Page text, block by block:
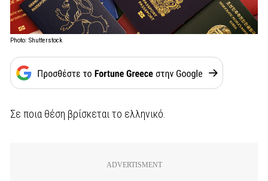
Photo: Shutterstock
Σε ποια θέση βρίσκεται το ελληνικό.